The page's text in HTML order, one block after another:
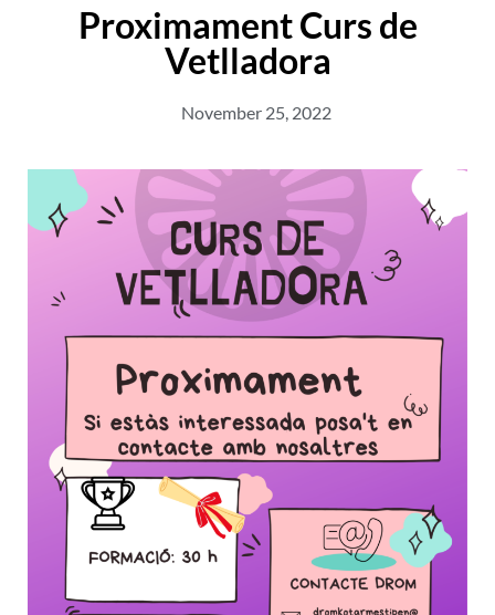
Proximament Curs de
Vetlladora
November 25, 2022